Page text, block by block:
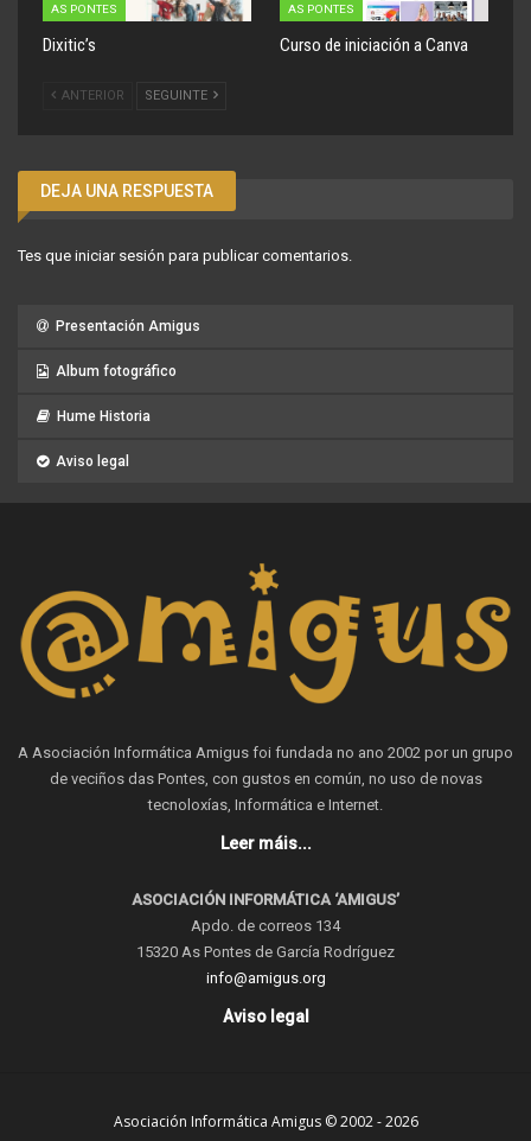
AS PONTES
Dixitic’s
AS PONTES
Curso de iniciación a Canva
ANTERIOR SEGUINTE
DEJA UNA RESPUESTA
Tes que iniciar sesión para publicar comentarios.
Presentación Amigus
Album fotográfico
Hume Historia
Aviso legal
A Asociación Informática Amigus foi fundada no ano 2002 por un grupo
de veciños das Pontes, con gustos en común, no uso de novas
tecnoloxías, Informática e Internet.
Leer máis...
ASOCIACIÓN INFORMÁTICA ‘AMIGUS’
Apdo. de correos 134
15320 As Pontes de García Rodríguez
info@amigus.org
Aviso legal
Asociación Informática Amigus © 2002 - 2026